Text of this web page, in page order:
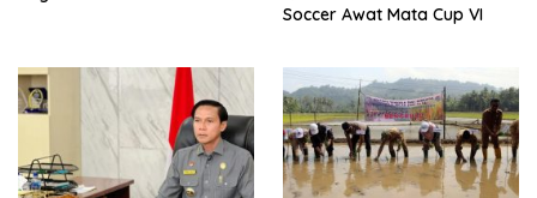
Soccer Awat Mata Cup VI